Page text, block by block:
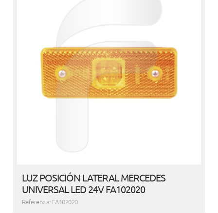
LUZ POSICIÓN LATERAL MERCEDES
UNIVERSAL LED 24V FA102020
Referencia: FA102020